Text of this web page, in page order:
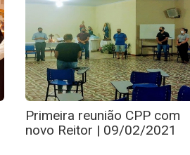
Primeira reunião CPP com
novo Reitor | 09/02/2021